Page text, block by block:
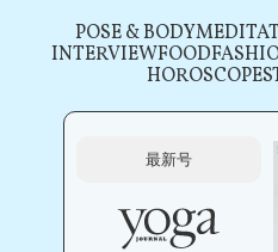
POSE & BODY
INTERVIEWFOOD
HOROSCOPE
最新号